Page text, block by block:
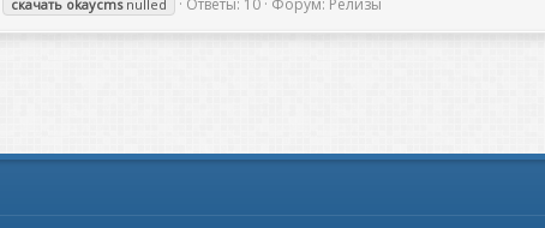
скачать okaycmsnulled Ответы: 10 Форум: Релизы